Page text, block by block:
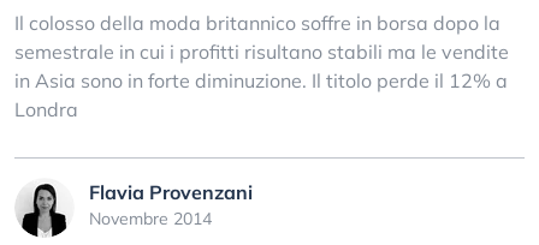
Il colosso della moda britannico soffre in borsa dopo la
semestrale in cui i profitti risultano stabili ma le vendite
in Asia sono in forte diminuzione. Il titolo perde il 12% a
Londra
Flavia Provenzani
Novembre 2014